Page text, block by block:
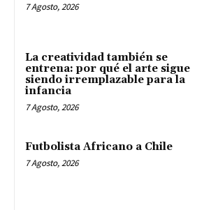
7 Agosto, 2026
La creatividad también se
entrena: por qué el arte sigue
siendo irremplazable para la
infancia
7 Agosto, 2026
Futbolista Africano a Chile
7 Agosto, 2026